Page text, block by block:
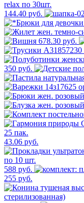
144.40 руб.
678.30 руб.
350 руб.
43.06 руб.
588 руб.
255 руб.